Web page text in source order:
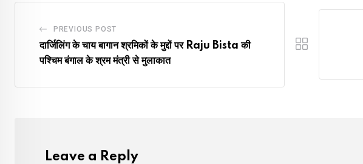
PREVIOUS POST
दार्जिलिंग के चाय बागान श्रमिकों के मुद्दों पर Raju Bista की
पश्चिम बंगाल के श्रम मंत्री से मुलाकात
Leave a Reply